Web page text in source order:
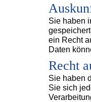
Sie haben
ein Recht
Daten
Recht
Sie haben
Sie sich